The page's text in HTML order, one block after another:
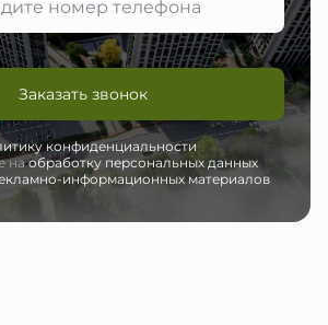
Заказать звонок
наобработку персональных данных
информационных материалов